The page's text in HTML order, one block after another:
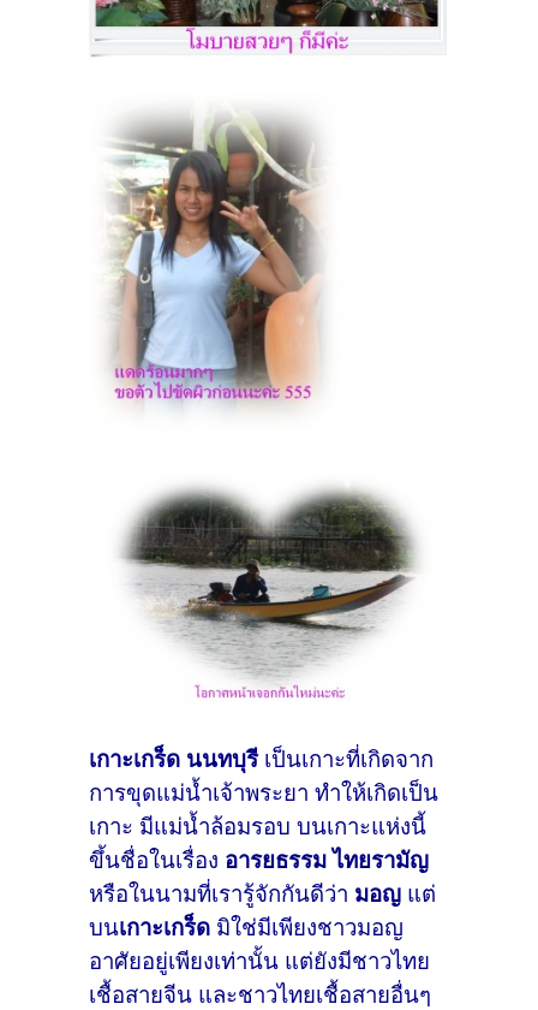
เกาะเกร็ด นนทบุรีเป็นเกาะที่เกิดจาก
การขุดแม่น้ำเจ้าพระยา ทำให้เกิดเป็น
เกาะ มีแม่น้ำล้อมรอบ บนเกาะแห่งนี้
ขึ้นชื่อในเรื่อง อารยธรรม ไทยรามัญ
หรือในนามที่เรารู้จักกันดีว่า มอญ แต่
บนเกาะเกร็ด มิใช่มีเพียงชาวมอญ
อาศัยอยู่เพียงเท่านั้น แต่ยังมีชาวไทย
เชื้อสายจีน และชาวไทยเชื้อสายอื่นๆ